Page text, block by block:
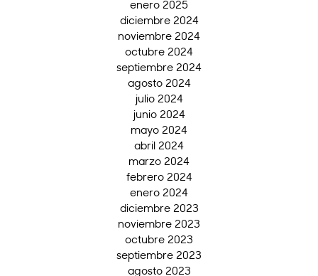
enero 2025
diciembre 2024
noviembre 2024
octubre 2024
septiembre 2024
agosto 2024
julio 2024
junio 2024
mayo 2024
abril 2024
marzo 2024
febrero 2024
enero 2024
diciembre 2023
noviembre 2023
octubre 2023
septiembre 2023
agosto 2023